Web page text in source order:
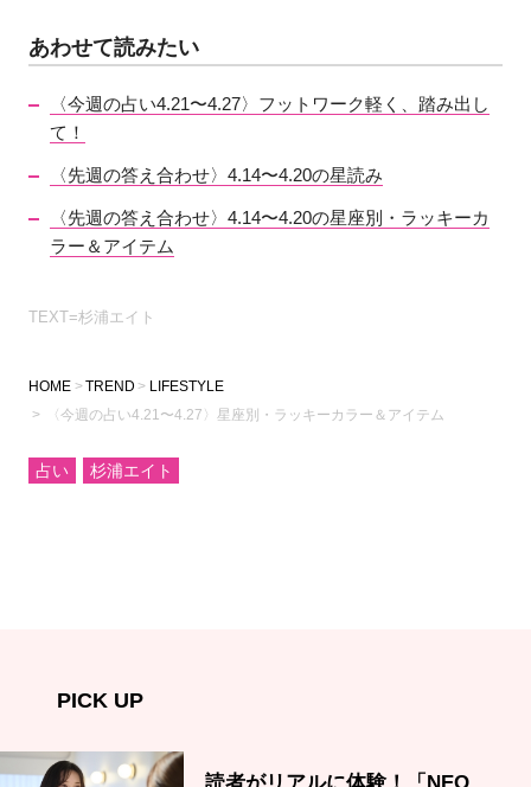
あわせて読みたい
〈今週の占い4.21〜4.27〉フットワーク軽く、踏み出し
て！
〈先週の答え合わせ〉4.14〜4.20の星読み
〈先週の答え合わせ〉4.14〜4.20の星座別・ラッキーカ
ラー＆アイテム
TEXT=杉浦エイト
HOME TREND
LIFESTYLE
〈今週の占い4.21〜4.27〉星座別・ラッキーカラー＆アイテム
占い 杉浦エイト
PICK UP